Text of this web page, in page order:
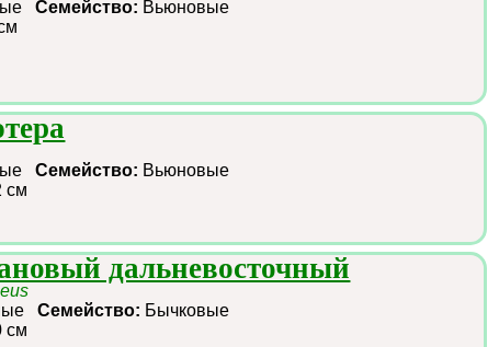
Семейство: Вьюновые
Семейство: Вьюновые
см
дальневосточный
Семейство: Бычковые
см